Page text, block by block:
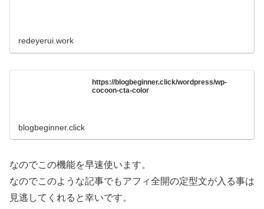
redeyerui.work
https://blogbeginner.click/wordpress/wp-
cocoon-cta-color
blogbeginner.click
なのでこの機能を早速使います。
なのでこのような記事でもアフィ全開の定型文が入る事は
見逃してくれると幸いです。